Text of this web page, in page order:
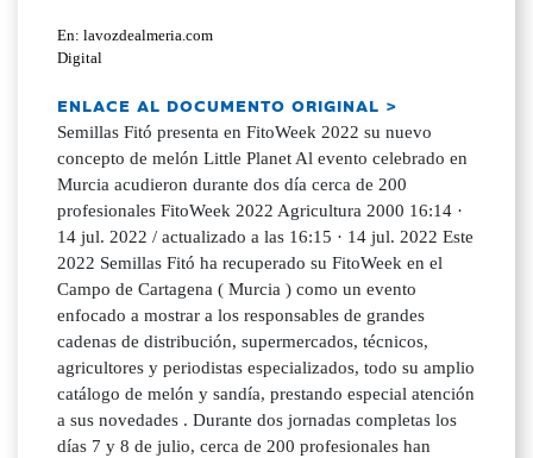
En: lavozdealmeria.com
Digital
ENLACE AL DOCUMENTO ORIGINAL >
Semillas Fitó presenta en FitoWeek 2022 su nuevo
concepto de melón Little Planet Al evento celebrado en
Murcia acudieron durante dos día cerca de 200
profesionales FitoWeek 2022 Agricultura 2000 16:14 ·
14 jul. 2022 / actualizado a las 16:15 · 14 jul. 2022 Este
2022 Semillas Fitó ha recuperado su FitoWeek en el
Campo de Cartagena ( Murcia ) como un evento
enfocado a mostrar a los responsables de grandes
cadenas de distribución, supermercados, técnicos,
agricultores y periodistas especializados, todo su amplio
catálogo de melón y sandía, prestando especial atención
a sus novedades . Durante dos jornadas completas los
días 7 y 8 de julio, cerca de 200 profesionales han